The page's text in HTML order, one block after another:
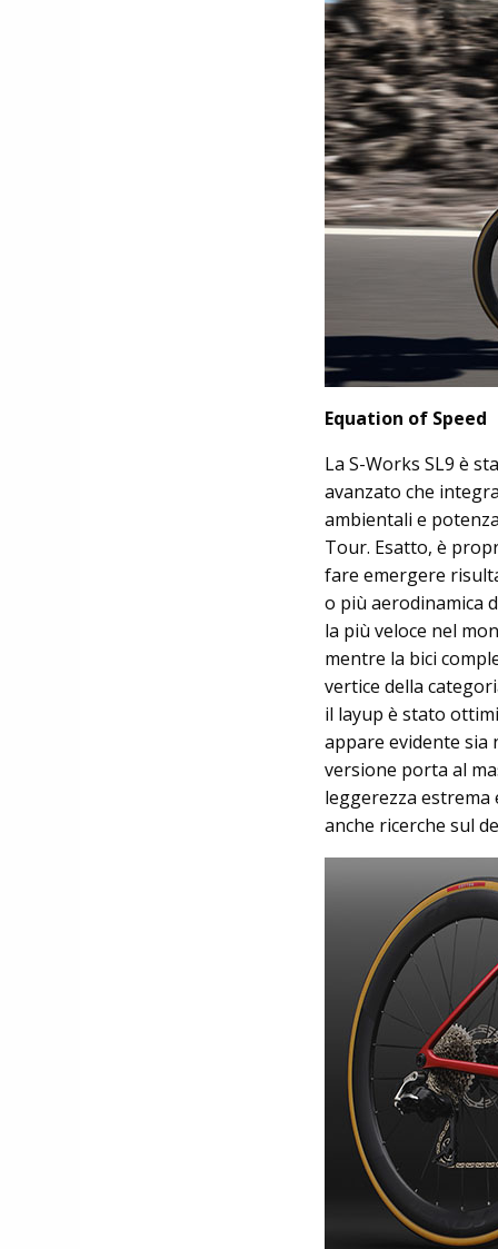
Equation of Speed
La S-Works SL9 è
avanzato che
ambientali e
Tour. Esatto, è
fare emergere
o più aerodinamica
la più veloce nel
mentre la bici
vertice della
il layup è stato
appare evidente sia
versione porta al
leggerezza
anche ricerche sul